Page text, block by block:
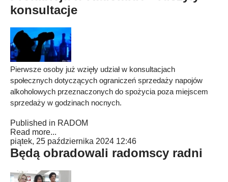
konsultacje
Pierwsze osoby już wzięły udział w konsultacjach
społecznych dotyczących ograniczeń sprzedaży napojów
alkoholowych przeznaczonych do spożycia poza miejscem
sprzedaży w godzinach nocnych.
Published in RADOM
Read more...
piątek, 25 października 2024 12:46
Będą obradowali radomscy radni